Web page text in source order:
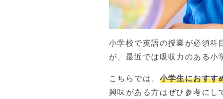
小学校で英語の授業が必須科
が、最近では吸収力のある小
こちらでは、 小学生におすす
興味がある方はぜひ参考にし